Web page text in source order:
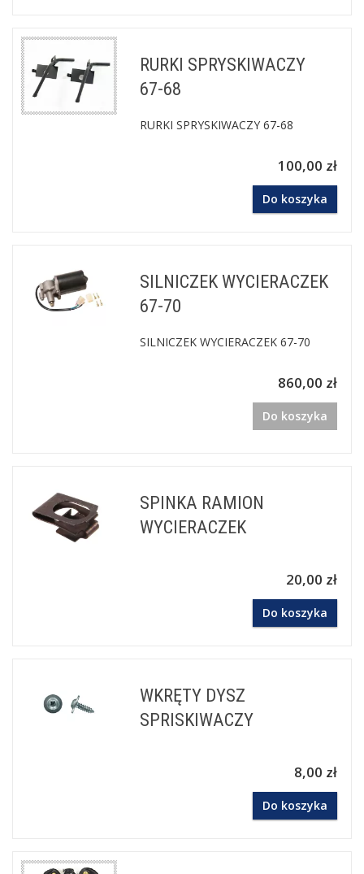
RURKI SPRYSKIWACZY
67-68
RURKI SPRYSKIWACZY 67-68
100,00 zł
Do koszyka
SILNICZEK WYCIERACZEK
67-70
SILNICZEK WYCIERACZEK 67-70
860,00 zł
Do koszyka
SPINKA RAMION
WYCIERACZEK
20,00 zł
Do koszyka
WKRĘTY DYSZ
SPRISKIWACZY
8,00 zł
Do koszyka